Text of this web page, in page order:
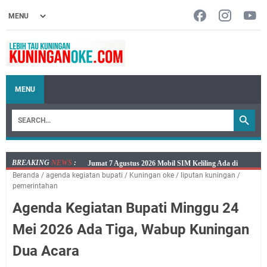
MENU
BREAKING NEWS :
Jumat 7 Agustus 2026 Mobil SIM Keliling Ada di
Kecamatan Sindangagung
Dicabut Dari Hidupmu, Kamu Akan Tetap Berjalan
Kelaparan Meskipun Memiliki Sekarung Penuh Uang
Salat Lima Waktu itu Bukan Cuma Kewajiban, Tapi
Beranda / agenda kegiatan bupati / Kuningan oke / liputan kuningan /
pemerintahan
Agenda Kegiatan Bupati Minggu 24
Mei 2026 Ada Tiga, Wabup Kuningan
Dua Acara